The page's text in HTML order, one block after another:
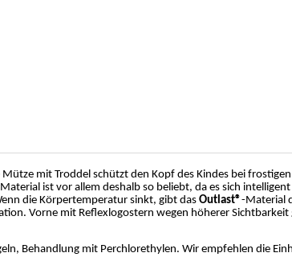
Mütze mit Troddel schützt den Kopf des Kindes bei
ist vor allem deshalb so beliebt, da es sich
die Körpertemperatur sinkt, gibt das Outlast®-Material
Vorne mit Reflexlogostern wegen höherer
Behandlung mit Perchlorethylen. Wir empfehlen die